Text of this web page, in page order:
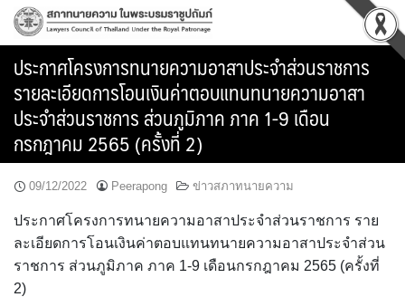
Skip
ประกาศโครงการทนายความอาสาประจำส่วนราชการ
รายละเอียดการโอนเงินค่าตอบแทนทนายความอาสา
ประจำส่วนราชการ ส่วนภูมิภาค ภาค 1-9 เดือน
กรกฎาคม 2565 (ครั้งที่ 2)
09/12/2022 Peerapong ข่าวสภาทนายความ
ประกาศโครงการทนายความอาสาประจำส่วนราชการ ราย
ละเอียดการโอนเงินค่าตอบแทนทนายความอาสาประจำส่วน
ราชการ ส่วนภูมิภาค ภาค 1-9 เดือนกรกฎาคม 2565 (ครั้งที่
2)